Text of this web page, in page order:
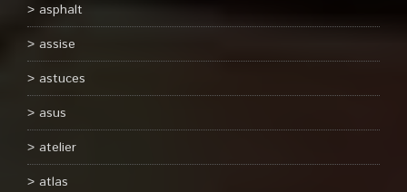
asphalt
assise
astuces
asus
atelier
atlas